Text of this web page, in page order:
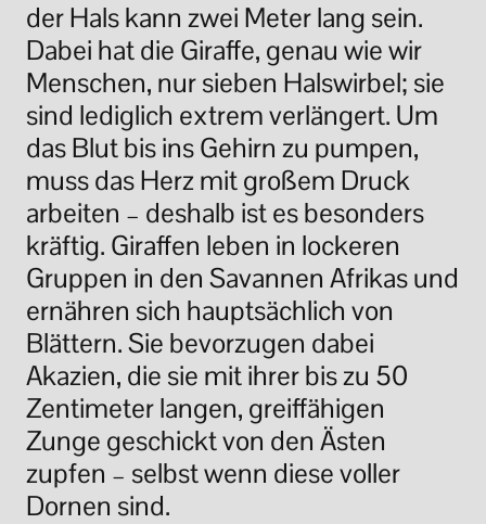
der Hals kann zwei Meter lang sein.
Dabei hat die Giraffe, genau wie wir
Menschen, nur sieben Halswirbel; sie
sind lediglich extrem verlängert. Um
das Blut bis ins Gehirn zu pumpen,
muss das Herz mit großem Druck
arbeiten – deshalb ist es besonders
kräftig. Giraffen leben in lockeren
Gruppen in den Savannen Afrikas und
ernähren sich hauptsächlich von
Blättern. Sie bevorzugen dabei
Akazien, die sie mit ihrer bis zu 50
Zentimeter langen, greiffähigen
Zunge geschickt von den Ästen
zupfen – selbst wenn diese voller
Dornen sind.